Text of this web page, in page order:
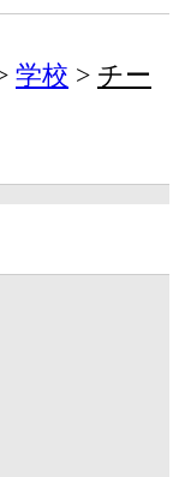
学校
チー